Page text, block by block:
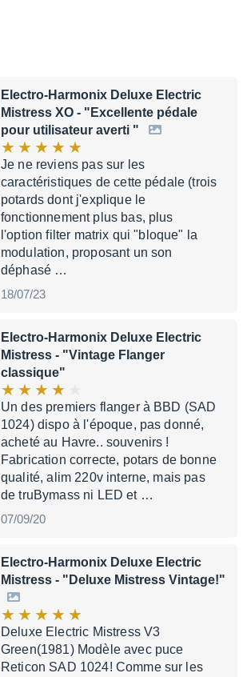
Electro-Harmonix Deluxe Electric
Mistress XO - "Excellente pédale
pour utilisateur averti "
Je ne reviens pas sur les
caractéristiques de cette pédale (trois
potards dont j'explique le
fonctionnement plus bas, plus
l'option filter matrix qui "bloque" la
modulation, proposant un son
déphasé …
18/07/23
Electro-Harmonix Deluxe Electric
Mistress - "Vintage Flanger
classique"
Un des premiers flanger à BBD (SAD
1024) dispo à l'époque, pas donné,
acheté au Havre.. souvenirs !
Fabrication correcte, potars de bonne
qualité, alim 220v interne, mais pas
de truBymass ni LED et …
07/09/20
Electro-Harmonix Deluxe Electric
Mistress - "Deluxe Mistress Vintage!"
Deluxe Electric Mistress V3
Green(1981) Modèle avec puce
Reticon SAD 1024! Comme sur les